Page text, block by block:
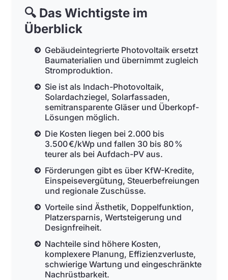
🔍 Das Wichtigste im
Überblick
Gebäudeintegrierte Photovoltaik ersetzt
Baumaterialien und übernimmt zugleich
Stromproduktion.
Sie ist als Indach-Photovoltaik,
Solardachziegel, Solarfassaden,
semitransparente Gläser und Überkopf-
Lösungen möglich.
Die Kosten liegen bei 2.000 bis
3.500 €/kWp und fallen 30 bis 80 %
teurer als bei Aufdach-PV aus.
Förderungen gibt es über KfW-Kredite,
Einspeisevergütung, Steuerbefreiungen
und regionale Zuschüsse.
Vorteile sind Ästhetik, Doppelfunktion,
Platzersparnis, Wertsteigerung und
Designfreiheit.
Nachteile sind höhere Kosten,
komplexere Planung, Effizienzverluste,
schwierige Wartung und eingeschränkte
Nachrüstbarkeit.